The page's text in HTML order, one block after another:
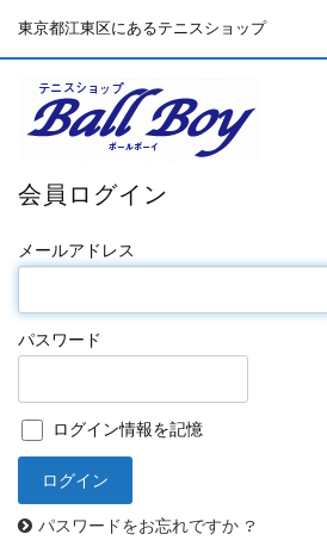
東京都江東区にあるテニスショップ
会員ログイン
メールアドレス
パスワード
ログイン情報を記憶
パスワードをお忘れですか ?